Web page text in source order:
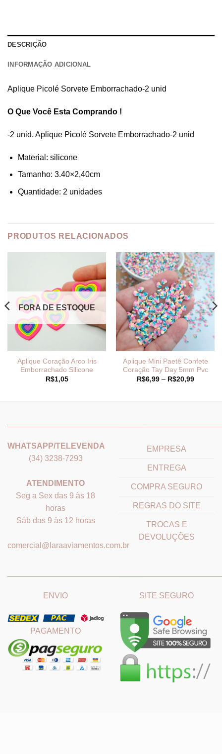
DESCRIÇÃO
INFORMAÇÃO ADICIONAL
Aplique Picolé Sorvete Emborrachado-2 unid
O Que Você Esta Comprando !
-2 unid. Aplique Picolé Sorvete Emborrachado-2 unid
Material: silicone
Tamanho: 3.40×2,40cm
Quantidade: 2 unidades
PRODUTOS RELACIONADOS
FORA DE ESTOQUE
Aplique Coração Arco Iris
Emborrachado Silicone
R$1,05
Aplique Mini Paetê Confete
Coração Tay Day 5mm Pvc
R$6,99 – R$20,99Faixa
WHATSAPP/TELEVENDA
(34) 3238-7293
ATENDIMENTO
Seg a Sex das 9 às 18
horas
Sáb das 9 às 12 horas
comercial@laraaviamentos.com.br
EMPRESA
ENTREGA
COMPRA SEGURO
REGRAS DO SITE
TROCAS E
DEVOLUÇÕES
ENVIO
PAGAMENTO
SITE SEGURO